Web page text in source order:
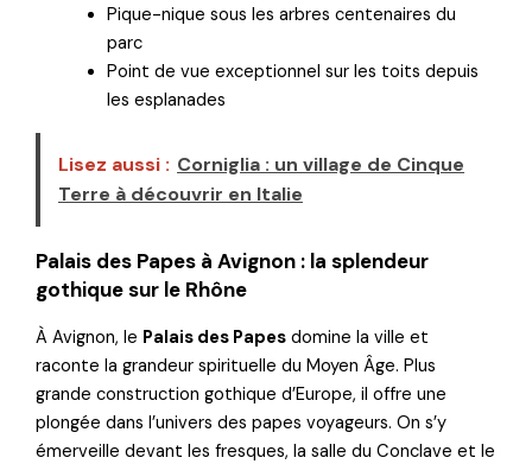
Pique-nique sous les arbres centenaires du
parc
Point de vue exceptionnel sur les toits depuis
les esplanades
Lisez aussi : Corniglia : un village de Cinque
Terre à découvrir en Italie
Palais des Papes à Avignon : la splendeur
gothique sur le Rhône
À Avignon, le Palais des Papes domine la ville et
raconte la grandeur spirituelle du Moyen Âge. Plus
grande construction gothique d’Europe, il offre une
plongée dans l’univers des papes voyageurs. On s’y
émerveille devant les fresques, la salle du Conclave et le